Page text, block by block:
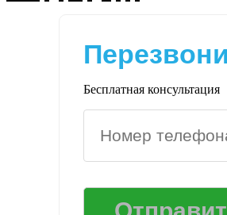
Бесплатная консультация